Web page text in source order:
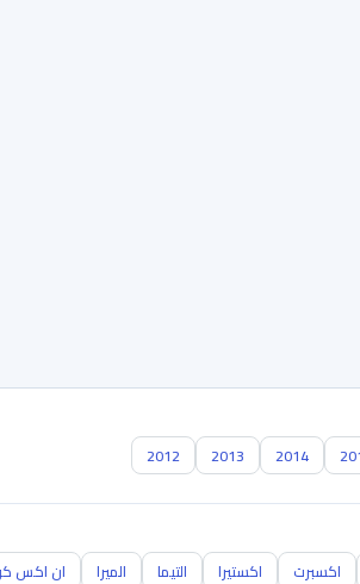
2014
2013
2012
اكسبرت اكستيرا التيما الميرا ان اكس